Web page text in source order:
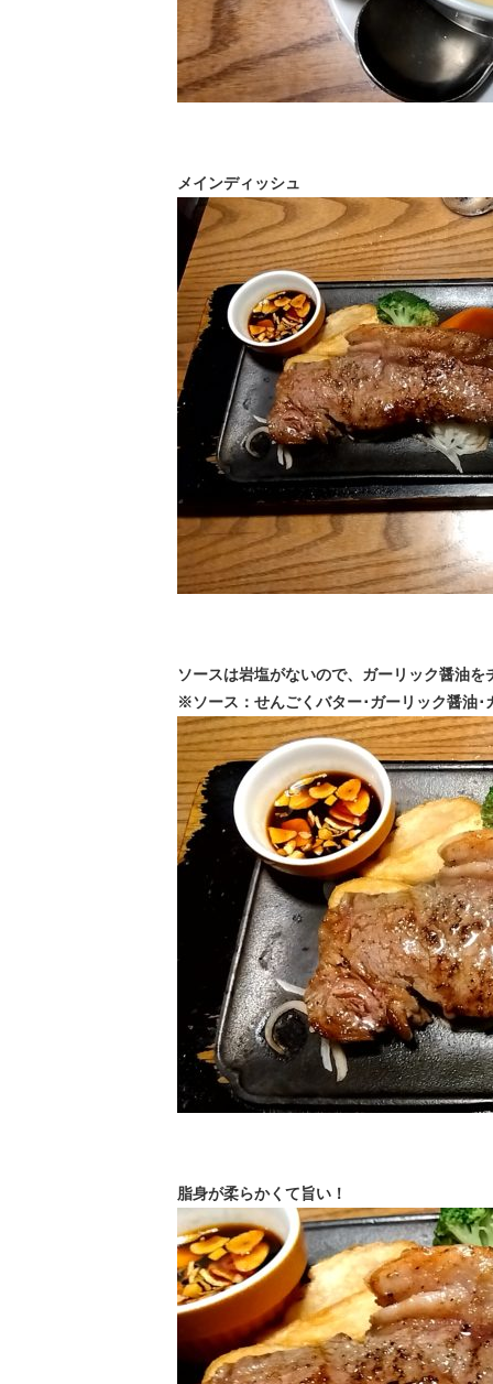
メインディッシュ
ソースは岩塩がないので、ガーリック醤油を
※ソース：せんごくバター･ガーリック醤油･
脂身が柔らかくて旨い！